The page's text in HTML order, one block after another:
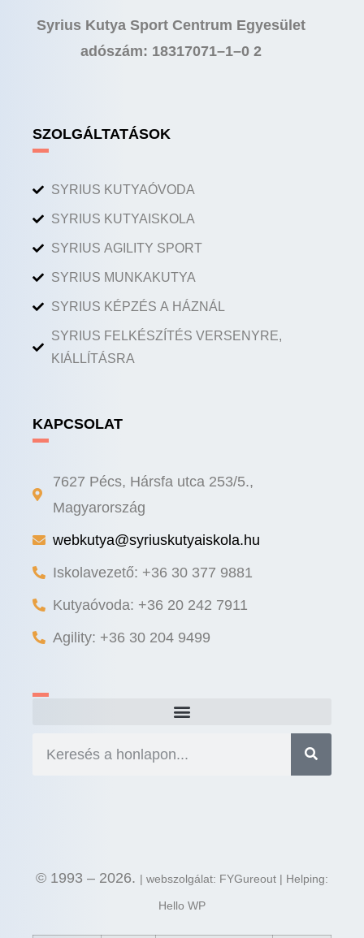
Syrius Kutya Sport Centrum Egyesület
adószám: 18317071–1–0 2
SZOLGÁLTATÁSOK
SYRIUS KUTYAÓVODA
SYRIUS KUTYAISKOLA
SYRIUS AGILITY SPORT
SYRIUS MUNKAKUTYA
SYRIUS KÉPZÉS A HÁZNÁL
SYRIUS FELKÉSZÍTÉS VERSENYRE,
KIÁLLÍTÁSRA
KAPCSOLAT
7627 Pécs, Hársfa utca 253/5.,
Magyarország
webkutya@syriuskutyaiskola.hu
Iskolavezető: +36 30 377 9881
Kutyaóvoda: +36 20 242 7911
Agility: +36 30 204 9499
© 1993 – 2026. | webszolgálat: FYGureout | Helping:
Hello WP